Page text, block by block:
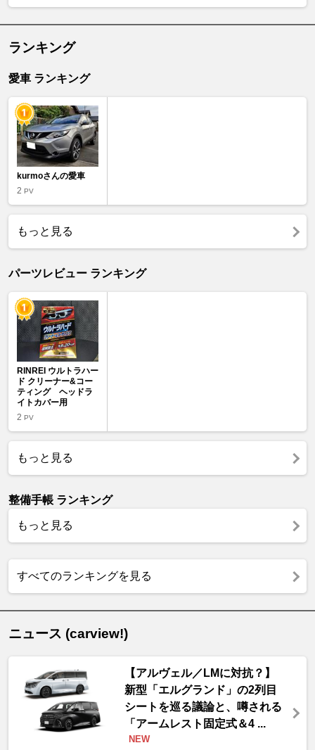
ランキング
愛車 ランキング
kurmoさんの愛車
2 PV
もっと見る
パーツレビュー ランキング
RINREI ウルトラハー
ド クリーナー&コー
ティング ヘッドラ
イトカバー用
2 PV
もっと見る
整備手帳 ランキング
もっと見る
すべてのランキングを見る
ニュース (carview!)
【アルヴェル／LMに対抗？】
新型「エルグランド」の2列目
シートを巡る議論と、噂される
「アームレスト固定式＆4 ...
NEW